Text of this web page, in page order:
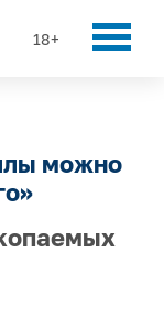
18+
можно